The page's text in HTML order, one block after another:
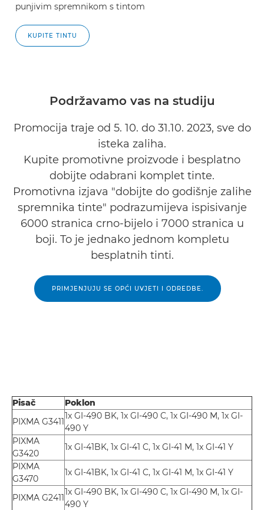
punjivim spremnikom s tintom
KUPITE TINTU
Podržavamo vas na studiju
Promocija traje od 5. 10. do 31.10. 2023, sve do
isteka zaliha.
Kupite promotivne proizvode i besplatno
dobijte odabrani komplet tinte.
Promotivna izjava "dobijte do godišnje zalihe
spremnika tinte" podrazumijeva ispisivanje
6000 stranica crno-bijelo i 7000 stranica u
boji. To je jednako jednom kompletu
besplatnih tinti.
PRIMJENJUJU SE OPĆI UVJETI I ODREDBE.
Pisač
Poklon
PIXMA G3411
1x GI-490 BK, 1x GI-490 C, 1x GI-490 M, 1x GI-
490 Y
PIXMA
G3420
1x GI-41BK, 1x GI-41 C, 1x GI-41 M, 1x GI-41 Y
PIXMA
G3470
1x GI-41BK, 1x GI-41 C, 1x GI-41 M, 1x GI-41 Y
PIXMA G2411
1x GI-490 BK, 1x GI-490 C, 1x GI-490 M, 1x GI-
490 Y